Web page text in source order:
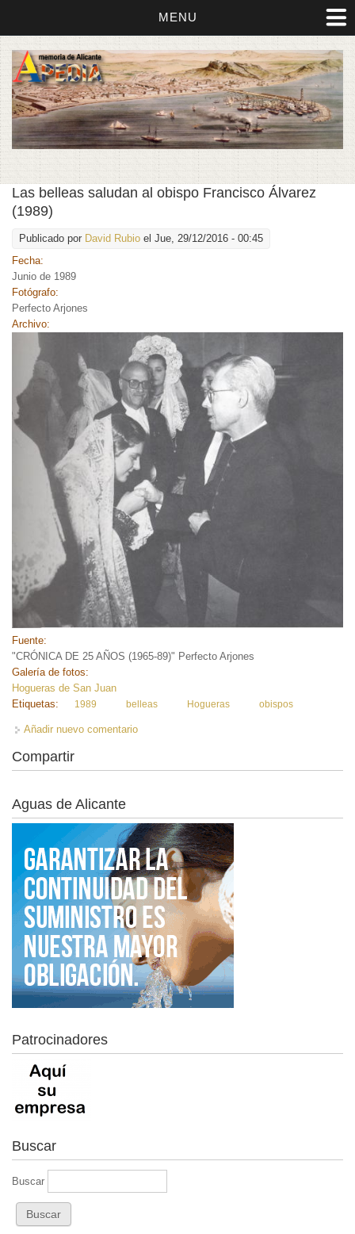
MENU
Las belleas saludan al obispo Francisco Álvarez
(1989)
Publicado por David Rubio el Jue, 29/12/2016 - 00:45
Fecha:
Junio de 1989
Fotógrafo:
Perfecto Arjones
Archivo:
Fuente:
"CRÓNICA DE 25 AÑOS (1965-89)" Perfecto Arjones
Galería de fotos:
Hogueras de San Juan
Etiquetas:
1989 belleas Hogueras obispos
Añadir nuevo comentario
Compartir
Aguas de Alicante
Patrocinadores
Buscar
Buscar